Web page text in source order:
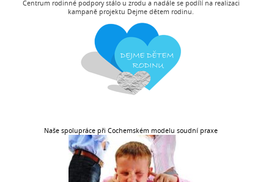
Centrum rodinné podpory stálo u zrodu a nadále se podílí na realizaci
kampaně projektu Dejme dětem rodinu.
Naše spolupráce při Cochemském modelu soudní praxe